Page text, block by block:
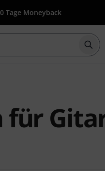
Tage Moneyback
für